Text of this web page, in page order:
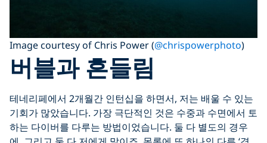
Image courtesy of Chris Power (@chrispowerphoto)
버블과 흔들림
테네리페에서 2개월간 인턴십을 하면서, 저는 배울 수 있는
기회가 많았습니다. 가장 극단적인 것은 수중과 수면에서 토
하는 다이버를 다루는 방법이었습니다. 둘 다 별도의 경우